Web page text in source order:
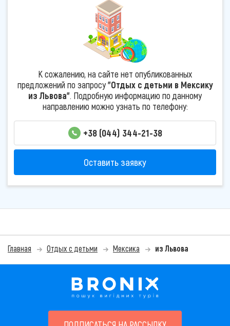
К сожалению, на сайте нет опубликованных
предложений по запросу"Отдых с детьми в Мексику
из Львова". Подробную информацию по данному
направлению можно узнать по телефону:
+38 (044) 344-21-38
Оставить заявку
Главная Отдых с детьми Мексика из Львова